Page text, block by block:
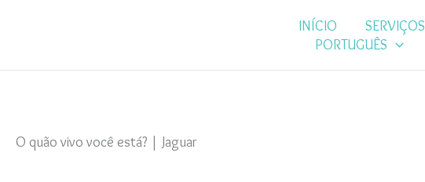
INÍCIO SERVIÇOS
PORTUGUÊS
O quão vivo você está? | Jaguar